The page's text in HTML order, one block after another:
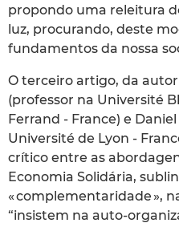
propondo uma releitura
luz, procurando, deste
fundamentos da nossa
O terceiro artigo, da
(professor na Université
Ferrand - France) e
Université de Lyon -
crítico entre as
Economia Solidária,
« complementaridade »,
“insistem na auto-